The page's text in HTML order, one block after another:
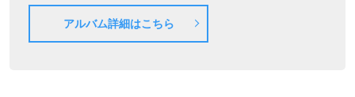
アルバム詳細はこちら